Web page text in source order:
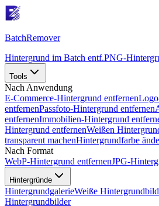
BatchRemover
Hintergrund im Batch entf.PNG-
Tools
Nach Anwendung
E-Commerce-Hintergrund entfernen
entfernenPassfoto-Hintergrund entfernen
entfernenImmobilien-Hintergrund
Hintergrund entfernenWeißen
transparent machenHintergrundfarbe
Nach Format
WebP-Hintergrund entfernenJPG-
Hintergründe
HintergrundgalerieWeiße
Hintergrundbilder